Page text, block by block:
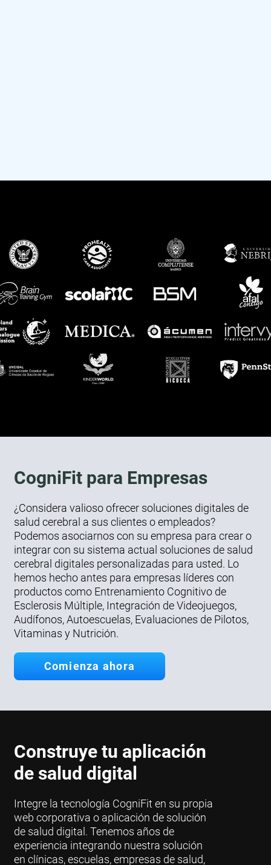
CogniFit para Empresas
¿Considera valioso ofrecer soluciones digitales de
salud cerebral a sus clientes o empleados?
Podemos asociarnos con su empresa para crear o
integrar con su sistema actual soluciones de salud
cerebral digitales personalizadas para usted. Lo
hemos hecho antes para empresas líderes con
productos como Entrenamiento Cognitivo de
Esclerosis Múltiple, Integración de Videojuegos,
Audífonos, Autoescuelas, Evaluaciones de Pilotos,
Vitaminas y Nutrición.
Comienza ahora
Construye tu aplicación
de salud digital
Integre la tecnología CogniFit en su propia
web corporativa o aplicación de solución
de salud digital. Tenemos años de
experiencia integrando nuestra solución
en clínicas, escuelas, empresas de salud,